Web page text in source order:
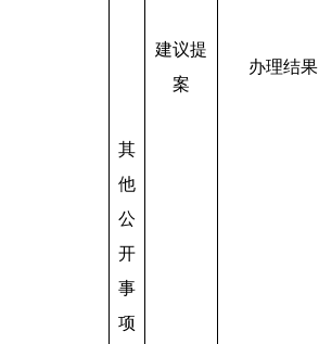
其
他
公
开
事
项
建议提
案
办理结果